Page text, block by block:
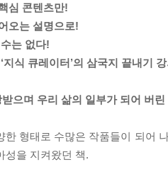
애교에 유비가 빵 웃음이 터진
고 오시오.”
는 목소리에, 유비가 또 흠칫 놀랐
날이네. 내 심장이 토끼처럼 이렇
지 내려와 있고, 눈은 봉황 같았
갖고 오시오, 내 마시고 가야 할 데
리 급해요.”
심 콘텐츠만!
오는 설명으로!
는 없다!
지식 큐레이터’의 삼국지 끝내기
으며 우리 삶의 일부가 되어 버
한 형태로 수많은 작품들이 되어
성을 지켜왔던 책.